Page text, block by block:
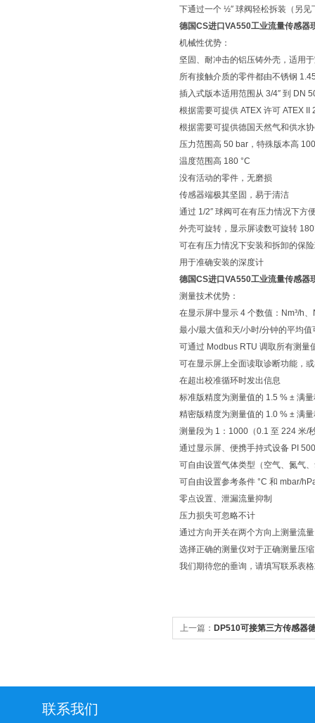
下通过一个 ½″ 球阀轻松拆装（另见
德国CS进口VA550工业流量传感器
机械性优势：
坚固、耐冲击的铝压铸外壳，适用
所有接触介质的零件都由不锈钢
插入式版本适用范围从 3/4″ 到 DN
根据需要可提供 ATEX 许可 ATEX II
根据需要可提供德国天然气和供水
压力范围高 50 bar，特殊版本高
温度范围高 180 °C
没有活动的零件，无磨损
传感器端极其坚固，易于清洁
通过 1/2″ 球阀可在有压力情况下方
外壳可旋转，显示屏读数可旋转
可在有压力情况下安装和拆卸的保
用于准确安装的深度计
德国CS进口VA550工业流量传感器
测量技术优势：
在显示屏中显示 4 个数值：Nm³/h
最小/最大值和天/小时/分钟的平均值
可通过 Modbus RTU 调取所有测量
可在显示屏上全面读取诊断功能，
在超出校准循环时发出信息
标准版精度为测量值的 1.5 % ± 满
精密版精度为测量值的 1.0 % ± 满
测量段为 1：1000（0.1 至 224 米/
通过显示屏、便携手持式设备 PI
可自由设置气体类型（空气、氮气
可自由设置参考条件 °C 和 mbar/
零点设置、泄漏流量抑制
压力损失可忽略不计
通过方向开关在两个方向上测量流
选择正确的测量仪对于正确测量压
我们期待您的垂询，请填写联系表
上一篇： DP510可接第三方传感器
联系我们